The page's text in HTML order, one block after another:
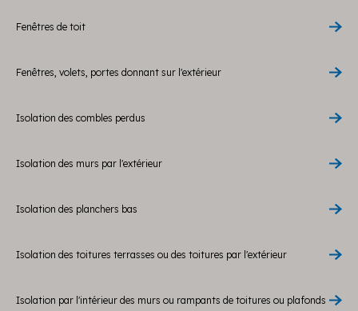
Fenêtres de toit
Fenêtres, volets, portes donnant sur l'extérieur
Isolation des combles perdus
Isolation des murs par l'extérieur
Isolation des planchers bas
Isolation des toitures terrasses ou des toitures par l'extérieur
Isolation par l'intérieur des murs ou rampants de toitures ou plafonds